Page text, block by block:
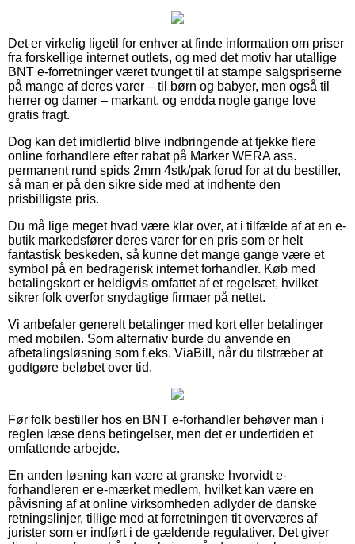
Det er virkelig ligetil for enhver at finde information om priser
fra forskellige internet outlets, og med det motiv har utallige
BNT e-forretninger været tvunget til at stampe salgspriserne
på mange af deres varer – til børn og babyer, men også til
herrer og damer – markant, og endda nogle gange love
gratis fragt.
Dog kan det imidlertid blive indbringende at tjekke flere
online forhandlere efter rabat på Marker WERA ass.
permanent rund spids 2mm 4stk/pak forud for at du bestiller,
så man er på den sikre side med at indhente den
prisbilligste pris.
Du må lige meget hvad være klar over, at i tilfælde af at en e-
butik markedsfører deres varer for en pris som er helt
fantastisk beskeden, så kunne det mange gange være et
symbol på en bedragerisk internet forhandler. Køb med
betalingskort er heldigvis omfattet af et regelsæt, hvilket
sikrer folk overfor snydagtige firmaer på nettet.
Vi anbefaler generelt betalinger med kort eller betalinger
med mobilen. Som alternativ burde du anvende en
afbetalingsløsning som f.eks. ViaBill, når du tilstræber at
godtgøre beløbet over tid.
Før folk bestiller hos en BNT e-forhandler behøver man i
reglen læse dens betingelser, men det er undertiden et
omfattende arbejde.
En anden løsning kan være at granske hvorvidt e-
forhandleren er e-mærket medlem, hvilket kan være en
påvisning af at online virksomheden adlyder de danske
retningslinjer, tillige med at forretningen tit overværes af
jurister som er indført i de gældende regulativer. Det giver